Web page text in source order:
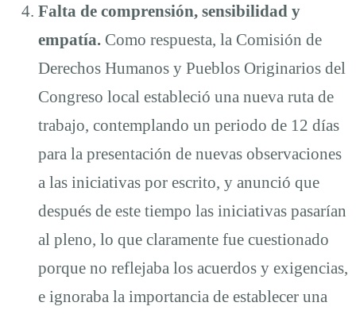
Falta de comprensión, sensibilidad y
empatía. Como respuesta, la Comisión de
Derechos Humanos y Pueblos Originarios del
Congreso local estableció una nueva ruta de
trabajo, contemplando un periodo de 12 días
para la presentación de nuevas observaciones
a las iniciativas por escrito, y anunció que
después de este tiempo las iniciativas pasarían
al pleno, lo que claramente fue cuestionado
porque no reflejaba los acuerdos y exigencias,
e ignoraba la importancia de establecer una